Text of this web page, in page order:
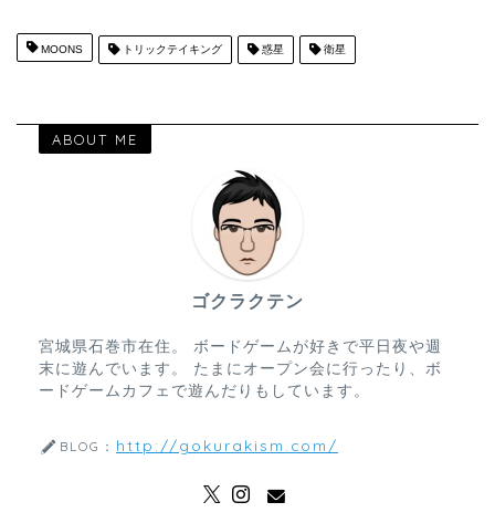
MOONS トリックテイキング 惑星 衛星
ABOUT ME
ゴクラクテン
宮城県石巻市在住。 ボードゲームが好きで平日夜や週
末に遊んでいます。 たまにオープン会に行ったり、ボ
ードゲームカフェで遊んだりもしています。
BLOG： http://gokurakism.com/